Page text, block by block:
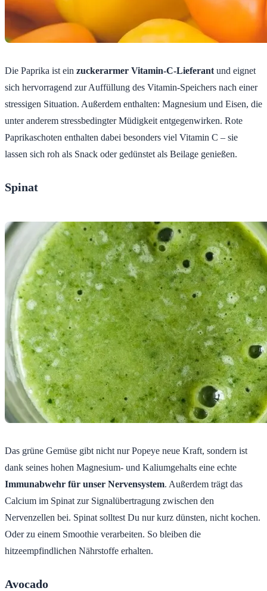
Die Paprika ist ein zuckerarmer Vitamin-C-Lieferant und eignet
sich hervorragend zur Auffüllung des Vitamin-Speichers nach einer
stressigen Situation. Außerdem enthalten: Magnesium und Eisen, die
unter anderem stressbedingter Müdigkeit entgegenwirken. Rote
Paprikaschoten enthalten dabei besonders viel Vitamin C – sie
lassen sich roh als Snack oder gedünstet als Beilage genießen.
Spinat
Das grüne Gemüse gibt nicht nur Popeye neue Kraft, sondern ist
dank seines hohen Magnesium- und Kaliumgehalts eine echte
Immunabwehr für unser Nervensystem. Außerdem trägt das
Calcium im Spinat zur Signalübertragung zwischen den
Nervenzellen bei. Spinat solltest Du nur kurz dünsten, nicht kochen.
Oder zu einem Smoothie verarbeiten. So bleiben die
hitzeempfindlichen Nährstoffe erhalten.
Avocado